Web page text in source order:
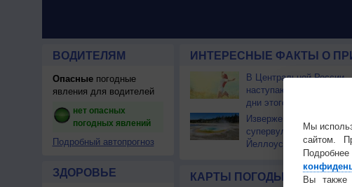
ВОДИТЕЛЯМ
Опасныепогодные
явления для водителей
нет опасных
погодных явлений
Подробный автопрогноз
ЗДОРОВЬЕ
ИНТЕРЕСНЫЕ ФАКТЫ О
В Центральной России
наступают самые жаркие
дни этого лета
Извержение
супервулкана
Йеллоустоун не
к уничтожению
КАРТЫ ПОГОДЫ
Мы
сайтом.
Вы также